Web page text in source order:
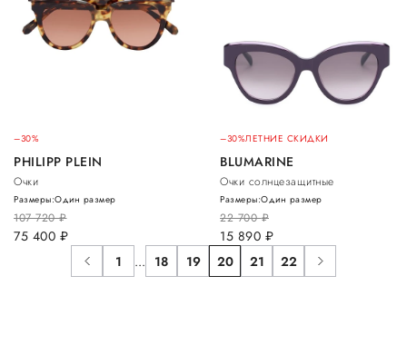
–30%
PHILIPP PLEIN
Очки
107 720руб.
75 400 руб.
Размеры:Один размер
–30%ЛЕТНИЕ СКИДКИ
BLUMARINE
Очки солнцезащитные
22 700руб.
15 890 руб.
Размеры:Один размер
1 ... 18 19 20 21 22